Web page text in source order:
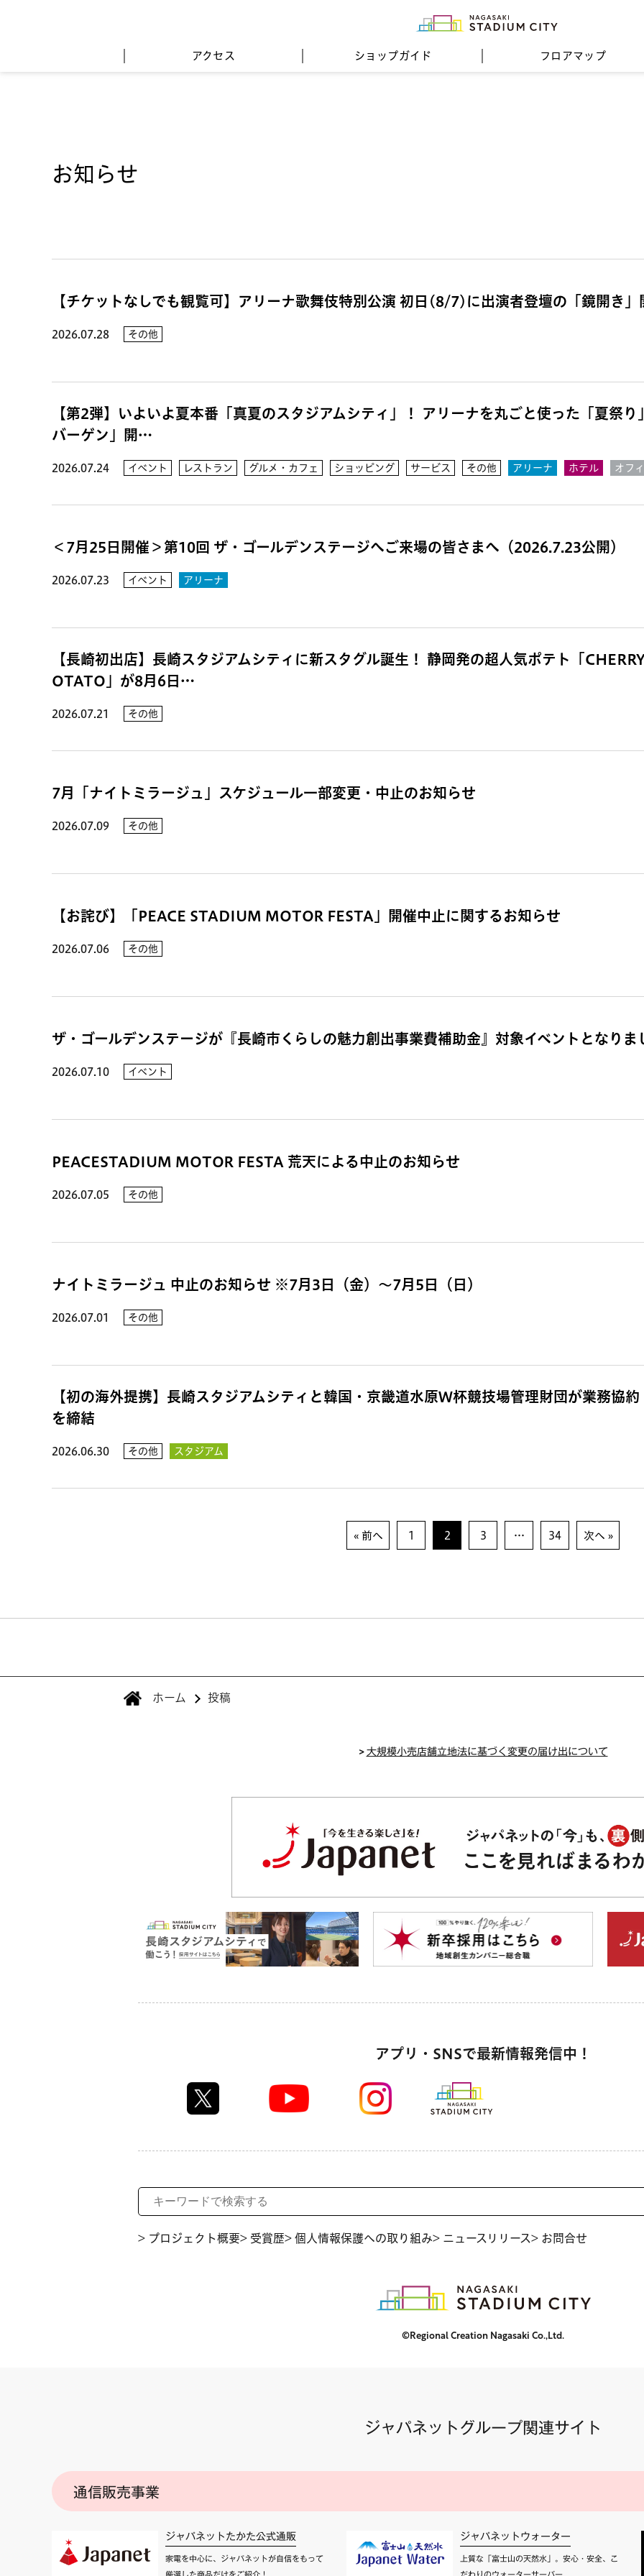
アクセス ショップガイド フロアマップ
お知らせ
【チケットなしでも観覧可】アリーナ歌舞伎特別公演 初日(8/7)に出演者登壇の「鏡開き」
2026.07.28 その他
【第2弾】いよいよ夏本番「真夏のスタジアムシティ」！ アリーナを丸ごと使った「夏祭り
バーゲン」開…
2026.07.24 イベント レストラン グルメ・カフェ ショッピング サービス その他 アリーナ ホテル オフ
＜7月25日開催＞第10回 ザ・ゴールデンステージへご来場の皆さまへ（2026.7.23公開）
2026.07.23 イベント アリーナ
【長崎初出店】長崎スタジアムシティに新スタグル誕生！ 静岡発の超人気ポテト「
OTATO」が8月6日…
2026.07.21 その他
7月「ナイトミラージュ」スケジュール一部変更・中止のお知らせ
2026.07.09 その他
【お詫び】「PEACE STADIUM MOTOR FESTA」開催中止に関するお知らせ
2026.07.06 その他
ザ・ゴールデンステージが『長崎市くらしの魅力創出事業費補助金』対象イベントとなりま
2026.07.10 イベント
PEACESTADIUM MOTOR FESTA 荒天による中止のお知らせ
2026.07.05 その他
ナイトミラージュ 中止のお知らせ ※7月3日（金）～7月5日（日）
2026.07.01 その他
【初の海外提携】長崎スタジアムシティと韓国・京畿道水原W杯競技場管理財団が業務協
を締結
2026.06.30 その他 スタジアム
« 前へ 1 2 3 … 34 次へ »
ホーム 投稿
>大規模小売店舗立地法に基づく変更の届け出について
アプリ・SNSで最新情報発信中！
> プロジェクト概要> 受賞歴> 個人情報保護への取り組み> ニュースリリース> お問合せ
©Regional Creation Nagasaki Co.,Ltd.
ジャパネットグループ関連サイト
通信販売事業
ジャパネットたかた公式通販
家電を中心に、ジャパネットが自信をもって
ジャパネットウォーター
上質な「富士山の天然水」。安心・安全、こ